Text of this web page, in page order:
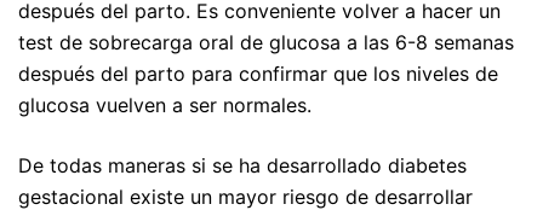
después del parto. Es conveniente volver a hacer un
test de sobrecarga oral de glucosa a las 6-8 semanas
después del parto para confirmar que los niveles de
glucosa vuelven a ser normales.
De todas maneras si se ha desarrollado diabetes
gestacional existe un mayor riesgo de desarrollar